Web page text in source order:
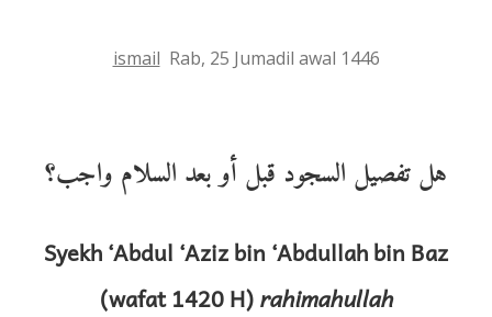
ismail Rab, 25 Jumadil awal 1446
هل تفصيل السجود قبل أو بعد السلام واجب؟
Syekh ‘Abdul ‘Aziz bin ‘Abdullah bin Baz
(wafat 1420 H)rahimahullah